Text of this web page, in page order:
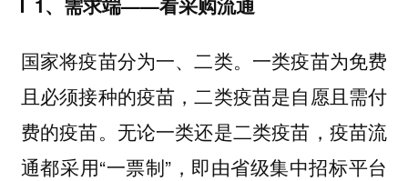
国家将疫苗分为一、二类。一类疫苗为免费
且必须接种的疫苗，二类疫苗是自愿且需付
费的疫苗。无论一类还是二类疫苗，疫苗流
通都采用“一票制”，即由省级集中招标平台